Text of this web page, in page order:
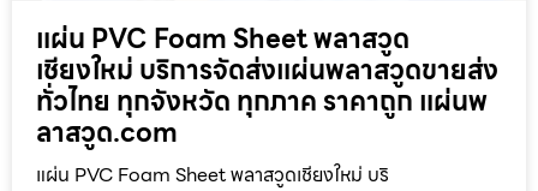
แผ่น PVC Foam Sheet พลาสวูด
เชียงใหม่ บริการจัดส่งแผ่นพลาสวูดขายส่ง
ทั่วไทย ทุกจังหวัด ทุกภาค ราคาถูก แผ่นพ
ลาสวูด.com
แผ่น PVC Foam Sheet พลาสวูดเชียงใหม่ บริ